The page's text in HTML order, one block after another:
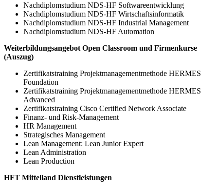
Nachdiplomstudium NDS-HF Softwareentwicklung
Nachdiplomstudium NDS-HF Wirtschaftsinformatik
Nachdiplomstudium NDS-HF Industrial Management
Nachdiplomstudium NDS-HF Automation
Weiterbildungsangebot Open Classroom und Firmenkurse
(Auszug)
Zertifikatstraining Projektmanagementmethode HERMES
Foundation
Zertifikatstraining Projektmanagementmethode HERMES
Advanced
Zertifikatstraining Cisco Certified Network Associate
Finanz- und Risk-Management
HR Management
Strategisches Management
Lean Management: Lean Junior Expert
Lean Administration
Lean Production
HFT Mittelland Dienstleistungen